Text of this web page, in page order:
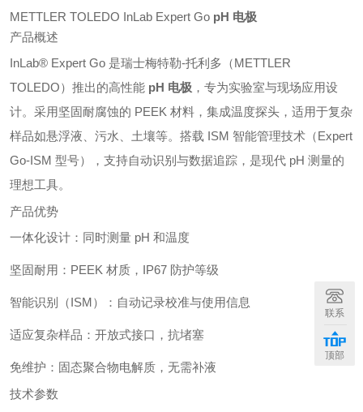
METTLER TOLEDO InLab Expert Go pH 电极
产品概述
InLab® Expert Go 是瑞士梅特勒-托利多（METTLER
TOLEDO）推出的高性能 pH 电极 ，专为实验室与现场应用设
计。采用坚固耐腐蚀的 PEEK 材料，集成温度探头，适用于复杂
样品如悬浮液、污水、土壤等。搭载 ISM 智能管理技术（Expert
Go-ISM 型号），支持自动识别与数据追踪，是现代 pH 测量的
理想工具。
产品优势
一体化设计：同时测量 pH 和温度
坚固耐用：PEEK 材质，IP67 防护等级
智能识别（ISM）：自动记录校准与使用信息
适应复杂样品：开放式接口，抗堵塞
免维护：固态聚合物电解质，无需补液
技术参数
联系
顶部